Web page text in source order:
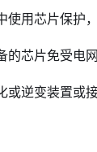
使用芯片保护
的芯片免受电
逆变装置或